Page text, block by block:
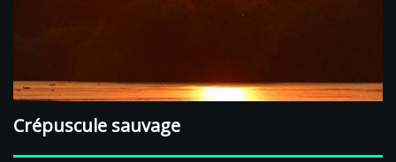
Crépuscule sauvage